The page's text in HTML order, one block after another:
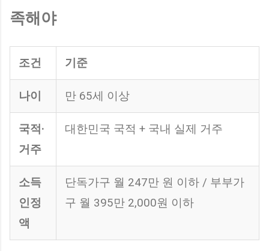
족해야
조건 기준
나이 만 65세 이상
국적·
거주
대한민국 국적 + 국내 실제 거주
소득
인정
액
단독가구 월 247만 원 이하 / 부부가
구 월 395만 2,000원 이하